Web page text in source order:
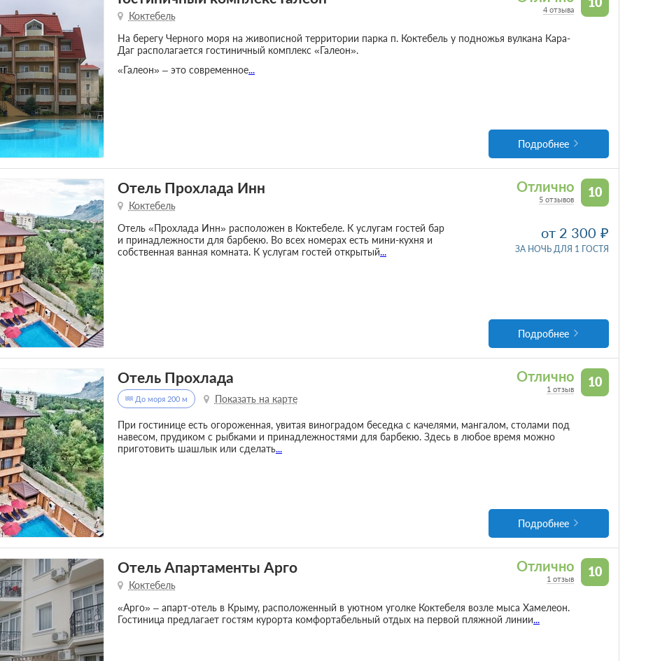
4 отзыва
Коктебель
На берегу Черного моря на живописной территории парка п. Коктебель у подножья вулкана Кара-
Даг располагается гостиничный комплекс «Галеон».
«Галеон» – это современное...
Подробнее
10
Отлично
5 отзывов
Отель Прохлада Инн
Коктебель
Отель «Прохлада Инн» расположен в Коктебеле. К услугам гостей бар
и принадлежности для барбекю. Во всех номерах есть мини-кухня и
собственная ванная комната. К услугам гостей открытый...
от 2 300
ЗА НОЧЬ ДЛЯ 1 ГОСТЯ
Подробнее
10
Отлично
1 отзыв
Отель Прохлада
До моря 200 м Показать на карте
При гостинице есть огороженная, увитая виноградом беседка с качелями, мангалом, столами под
навесом, прудиком с рыбками и принадлежностями для барбекю. Здесь в любое время можно
приготовить шашлык или сделать...
Подробнее
10
Отлично
1 отзыв
Отель Апартаменты Арго
Коктебель
«Арго» – апарт-отель в Крыму, расположенный в уютном уголке Коктебеля возле мыса Хамелеон.
Гостиница предлагает гостям курорта комфортабельный отдых на первой пляжной линии...